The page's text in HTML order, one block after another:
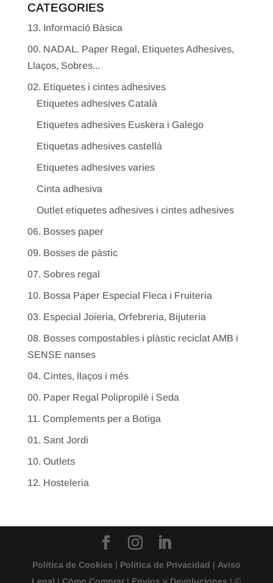
CATEGORIES
13. Informació Bàsica
00. NADAL. Paper Regal, Etiquetes Adhesives,
Llaços, Sobres...
02. Etiquetes i cintes adhesives
Etiquetes adhesives Català
Etiquetes adhesives Euskera i Galego
Etiquetas adhesives castellà
Etiquetes adhesives varies
Cinta adhesiva
Outlet etiquetes adhesives i cintes adhesives
06. Bosses paper
09. Bosses de pàstic
07. Sobres regal
10. Bossa Paper Especial Fleca i Fruiteria
03. Especial Joieria, Orfebreria, Bijuteria
08. Bosses compostables i plàstic reciclat AMB i
SENSE nanses
04. Cintes, llaços i més
00. Paper Regal Polipropilè i Seda
11. Complements per a Botiga
01. Sant Jordi
10. Outlets
12. Hosteleria
Política de Cookies | Política de Privacidad | Aviso
Legal |Cómo Comprar | Envios y Devoluciones | ©